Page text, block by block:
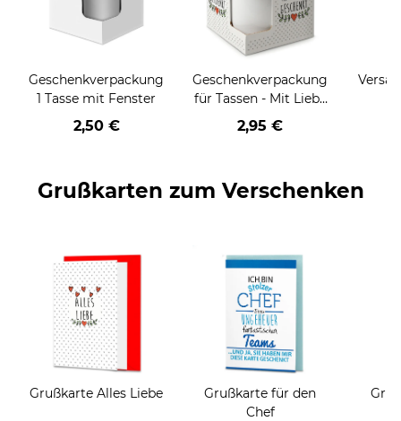
Geschenkverpackung
1 Tasse mit Fenster
2,50 €
Geschenkverpackung
für Tassen - Mit Liebe
geschenkt
2,95 €
Grußkarten zum Verschenken
Grußkarte Alles Liebe
Grußkarte für den
Chef